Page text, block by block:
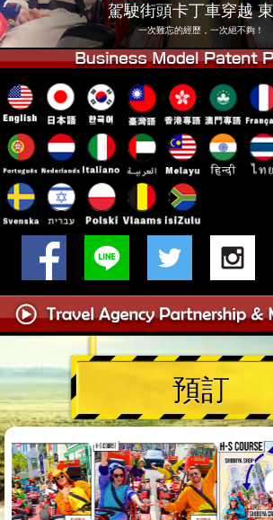
東京淺草
沖繩
駕駛街頭卡丁車穿越
一次難忘的經歷，一次絕不夠！
預訂